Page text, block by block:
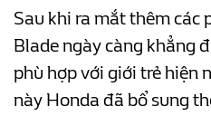
Sau khi ra mắt thêm các
Blade ngày càng khẳng
phù hợp với giới trẻ hiện
này Honda đã bổ sung